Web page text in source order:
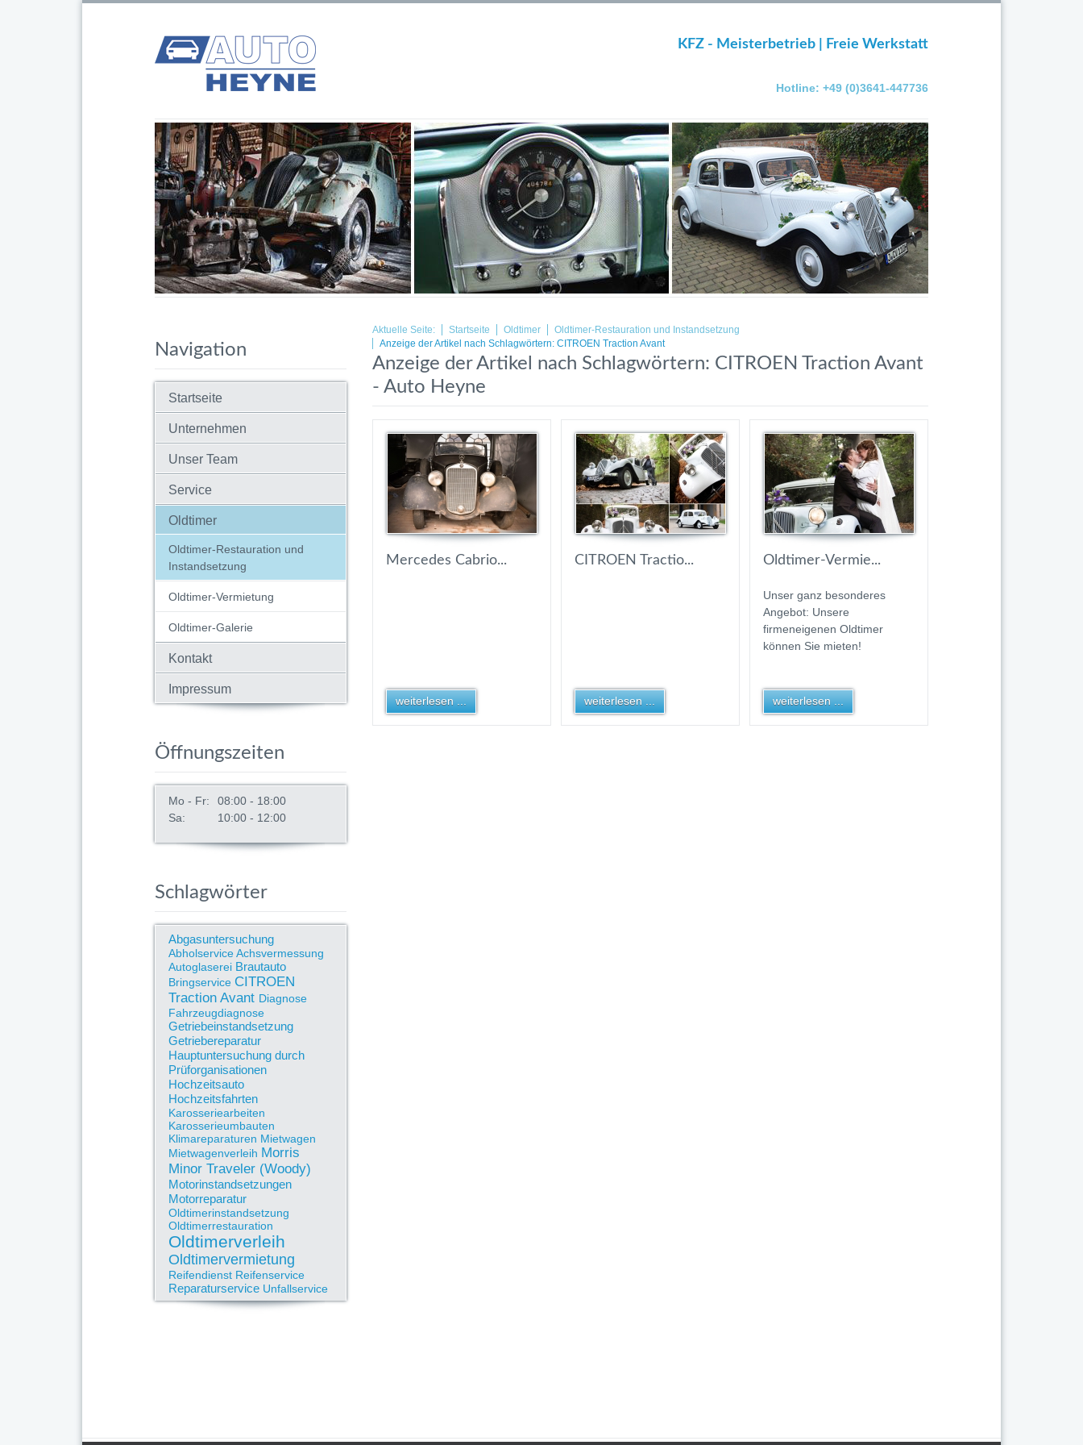
KFZ - Meisterbetrieb | Freie Werkstatt
Hotline: +49 (0)3641-447736
Navigation
Startseite
Unternehmen
Unser Team
Service
Oldtimer
Oldtimer-Restauration und
Instandsetzung
Oldtimer-Vermietung
Oldtimer-Galerie
Kontakt
Impressum
Öffnungszeiten
Mo - Fr:
08:00 - 18:00
Sa:
10:00 - 12:00
Schlagwörter
Abgasuntersuchung
AbholserviceAchsvermessung
Autoglaserei Brautauto
Bringservice CITROEN
Traction Avant Diagnose
Fahrzeugdiagnose
Getriebeinstandsetzung
Getriebereparatur
Hauptuntersuchung durch
Prüforganisationen
Hochzeitsauto
Hochzeitsfahrten
Karosseriearbeiten
Karosserieumbauten
Klimareparaturen Mietwagen
Mietwagenverleih Morris
Minor Traveler (Woody)
Motorinstandsetzungen
Motorreparatur
Oldtimerinstandsetzung
Oldtimerrestauration
Oldtimerverleih
Oldtimervermietung
Reifendienst Reifenservice
Reparaturservice Unfallservice
Aktuelle Seite: Startseite Oldtimer
Oldtimer-Restauration und Instandsetzung
Anzeige der Artikel nach Schlagwörtern: CITROEN Traction Avant
Anzeige der Artikel nach Schlagwörtern: CITROEN Traction Avant
- Auto Heyne
Mercedes Cabrio...
weiterlesen ...
CITROEN Tractio...
weiterlesen ...
Oldtimer-Vermie...
Unser ganz besonderes
Angebot: Unsere
firmeneigenen Oldtimer
können Sie mieten!
weiterlesen ...